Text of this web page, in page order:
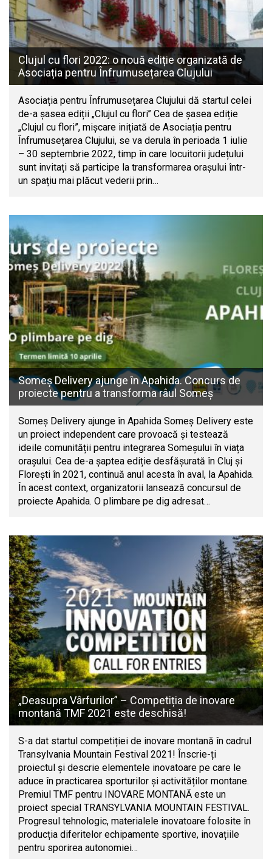
Clujul cu flori 2022: o nouă ediție organizată de
Asociația pentru Înfrumusețarea Clujului
Asociația pentru Înfrumusețarea Clujului dă startul celei
de-a șasea ediții „Clujul cu flori’’ Cea de șasea ediție
„Clujul cu flori”, mișcare inițiată de Asociația pentru
Înfrumusețarea Clujului, se va derula în perioada 1 iulie
– 30 septembrie 2022, timp în care locuitorii județului
sunt invitați să participe la transformarea orașului într-
un spațiu mai plăcut vederii prin…
Someș Delivery ajunge în Apahida. Concurs de
proiecte pentru a transforma râul Someș
Someș Delivery ajunge în Apahida Someș Delivery este
un proiect independent care provoacă și testează
ideile comunității pentru integrarea Someșului în viața
orașului. Cea de-a șaptea ediție desfășurată în Cluj și
Florești în 2021, continuă anul acesta în aval, la Apahida.
În acest context, organizatorii lansează concursul de
proiecte Apahida. O plimbare pe dig adresat…
„Deasupra Vârfurilor” – Competiția de inovare
montană TMF 2021 este deschisă!
S-a dat startul competiției de inovare montană în cadrul
Transylvania Mountain Festival 2021! Înscrie-ți
proiectul și descrie elementele inovatoare pe care le
aduce în practicarea sporturilor și activităților montane.
Premiul TMF pentru INOVARE MONTANĂ este un
proiect special TRANSYLVANIA MOUNTAIN FESTIVAL.
Progresul tehnologic, materialele inovatoare folosite în
producția diferitelor echipamente sportive, inovațiile
pentru sporirea autonomiei…